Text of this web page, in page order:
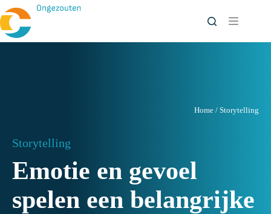
naar
de
inhoud
Home / Storytelling
Storytelling
Emotie en gevoel
spelen een belangrijke